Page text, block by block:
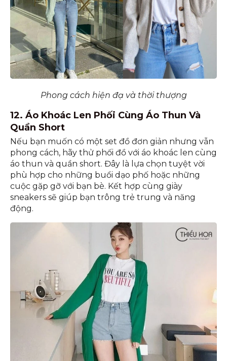
Phong cách hiện đạ và thời thượng
12. Áo Khoác Len Phối Cùng Áo Thun Và
Quần Short
Nếu bạn muốn có một set đồ đơn giản nhưng vẫn
phong cách, hãy thử phối đồ với áo khoác len cùng
áo thun và quần short. Đây là lựa chọn tuyệt vời
phù hợp cho những buổi dạo phố hoặc những
cuộc gặp gỡ với bạn bè. Kết hợp cùng giày
sneakers sẽ giúp bạn trông trẻ trung và năng
động.